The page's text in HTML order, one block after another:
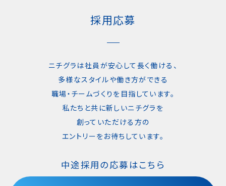
採用応募
ニチグラは社員が安心して長く働ける、
多様なスタイルや働き方ができる
職場・チームづくりを目指しています。
私たちと共に新しいニチグラを
創っていただける方の
エントリーをお待ちしています。
中途採用の応募はこちら